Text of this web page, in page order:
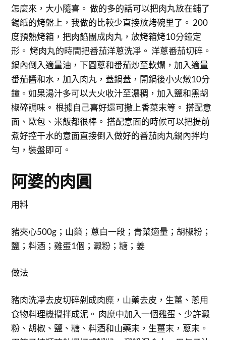
怎麼來，大小隨喜。 做的多的話可以把肉丸放在鋪了
錫紙的烤盤上，我做的比較少直接放烤碗里了。 200
度預熱烤箱，把肉餡團成肉丸，放烤箱烤10分鐘定
形。 烤肉丸的時間把番茄洋蔥洗凈。 洋蔥番茄切碎。
鍋內倒入適量油，下圓蔥和番茄炒至軟爛，加入適量
番茄醬和水，加入肉丸，蓋鍋蓋，開鍋後小火燉10分
鐘。如果湯汁多可以大火收汁至濃稠，加入鹽和黑胡
椒碎調味。 根據自己喜好還可撒上香菜末等。 搭配意
面、歐包、米飯都很棒。 搭配意面的時候可以把提前
煮好控干水的意面直接倒入做好的番茄肉丸鍋內拌均
勻，裝盤即可。
阿婆的肉圓
用料
豬夾心500g；山藥；蔥白一段；青菜適量；胡椒粉；
鹽；料酒；雞蛋1個；澱粉；糖；姜
做法
豬肉洗凈去皮切碎剁成肉糜，山藥去皮，生薑、蔥用
食物料理機攪拌成泥。 肉糜中加入一個雞蛋、少許澱
粉、胡椒、鹽、糖、料酒和山藥末，生薑末，蔥末。